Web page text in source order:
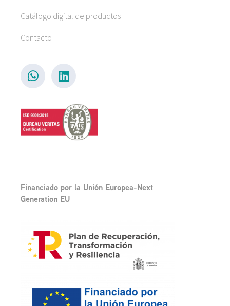
Catálogo digital de productos
Contacto
Financiado por la Unión Europea-Next
Generation EU